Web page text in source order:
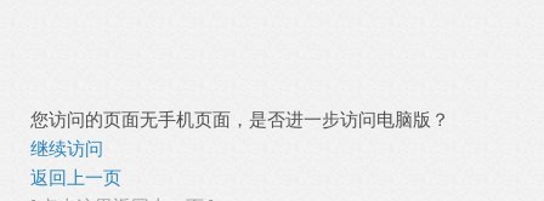
您访问的页面无手机页面，是否进一步访问电脑版？
继续访问
返回上一页